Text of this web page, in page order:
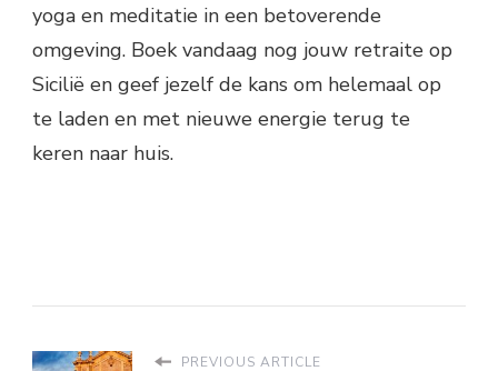
yoga en meditatie in een betoverende
omgeving. Boek vandaag nog jouw retraite op
Sicilië en geef jezelf de kans om helemaal op
te laden en met nieuwe energie terug te
keren naar huis.
PREVIOUS ARTICLE